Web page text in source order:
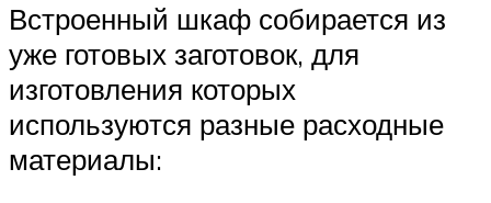
Встроенный шкаф собирается из
уже готовых заготовок, для
изготовления которых
используются разные расходные
материалы: